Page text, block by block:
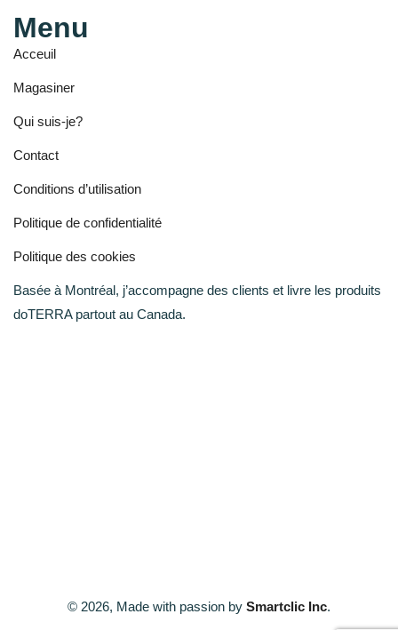
Menu
Acceuil
Magasiner
Qui suis-je?
Contact
Conditions d’utilisation
Politique de confidentialité
Politique des cookies
Basée à Montréal, j’accompagne des clients et livre les produits
doTERRA partout au Canada.
© 2026, Made with passion by Smartclic Inc.